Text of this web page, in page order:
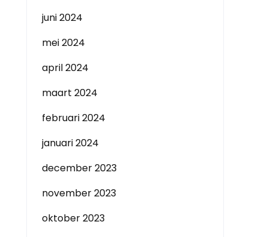
juni 2024
mei 2024
april 2024
maart 2024
februari 2024
januari 2024
december 2023
november 2023
oktober 2023